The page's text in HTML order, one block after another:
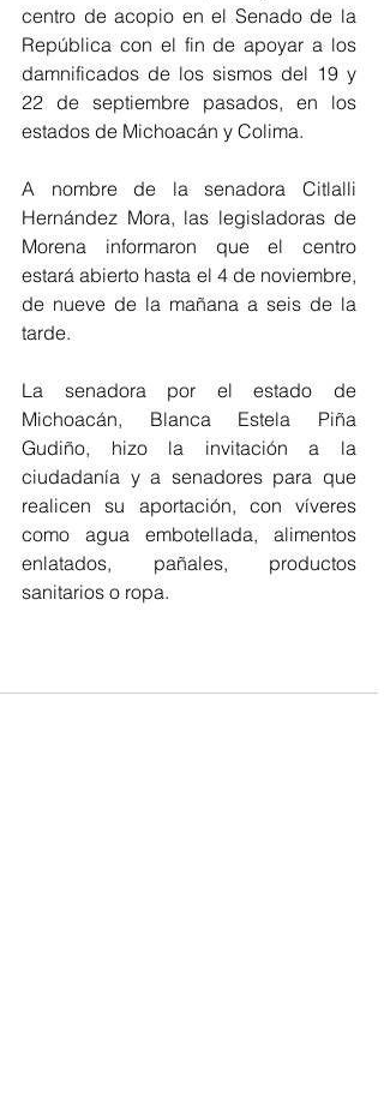
centro de acopio en el Senado de la
República con el fin de apoyar a los
damnificados de los sismos del 19 y
22 de septiembre pasados, en los
estados de Michoacán y Colima.
A nombre de la senadora Citlalli
Hernández Mora, las legisladoras de
Morena informaron que el centro
estará abierto hasta el 4 de noviembre,
de nueve de la mañana a seis de la
tarde.
La senadora por el estado de
Michoacán, Blanca Estela Piña
Gudiño, hizo la invitación a la
ciudadanía y a senadores para que
realicen su aportación, con víveres
como agua embotellada, alimentos
enlatados, pañales, productos
sanitarios o ropa.